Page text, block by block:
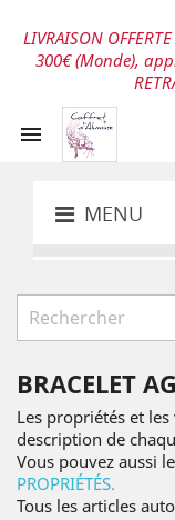
LIVRAISON
300€ (Monde),

MENU
BRACELET
Les propriétés et
description de
Vous pouvez aussi
PROPRIÉTÉS.
Tous les articles